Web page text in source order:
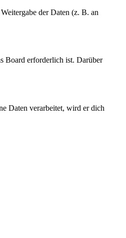
der Daten (z. B. an
Board erforderlich ist. Darüber
Daten verarbeitet, wird er dich